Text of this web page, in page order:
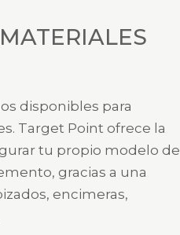
disponibles para
Target Point ofrece la
tu propio modelo de
gracias a una
encimeras,